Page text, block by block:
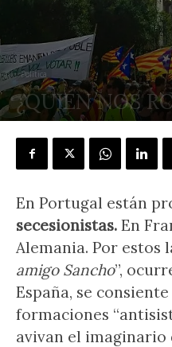
Política
¿QUIÉN NOS
En Portugal están
secesionistas. En
Alemania. Por estos
amigo Sancho”,
España, se
formaciones
avivan el imaginario